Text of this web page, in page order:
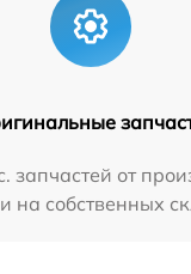
запчастей от
на собственных